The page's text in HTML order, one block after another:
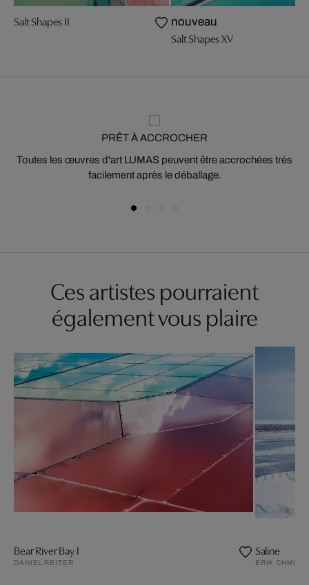
Salt Shapes II nouveau
Salt Shapes XV
PRÊT À ACCROCHER
Toutes les œuvres d'art LUMAS peuvent être accrochées très
facilement après le déballage.
Ces artistes pourraient
également vous plaire
Bear River Bay I
DANIEL REITER
Saline
ERIK CHMIL